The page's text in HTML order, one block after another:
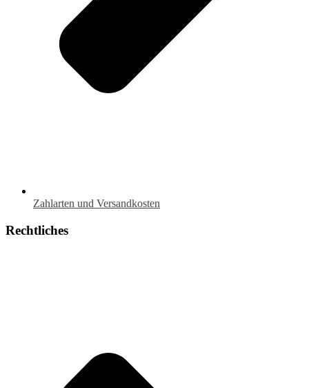
Zahlarten und Versandkosten
Rechtliches